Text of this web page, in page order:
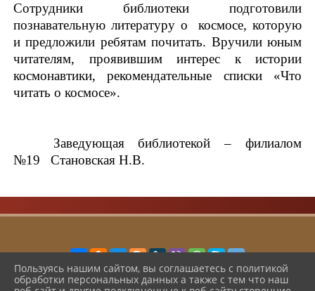
Сотрудники библиотеки подготовили
познавательную литературу о космосе, которую
и предложили ребятам почитать. Вручили юным
читателям, проявившим интерес к истории
космонавтики, рекомендательные списки «Что
читать о космосе».
Заведующая библиотекой – филиалом
№19 Становская Н.В.
2026 г. cbsshmo.ru
Пользуясь нашим сайтом, вы соглашаетесь с политикой
обработки персональных данных а также с тем что наш